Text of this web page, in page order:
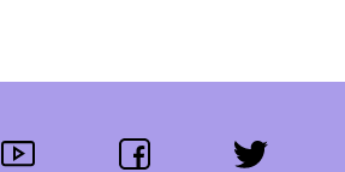
Segue-nos:
youtube facebook twitter